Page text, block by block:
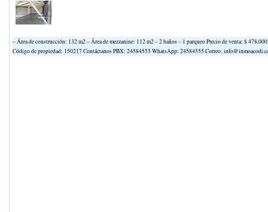
– Área de construcción: 132 m2 – Área de mezzanine: 112 m2 – 2 baños – 1 parqueo Precio de venta: $
Código de propiedad: 150217 Contáctanos PBX: 24584555 WhatsApp: 24584555 Correo: